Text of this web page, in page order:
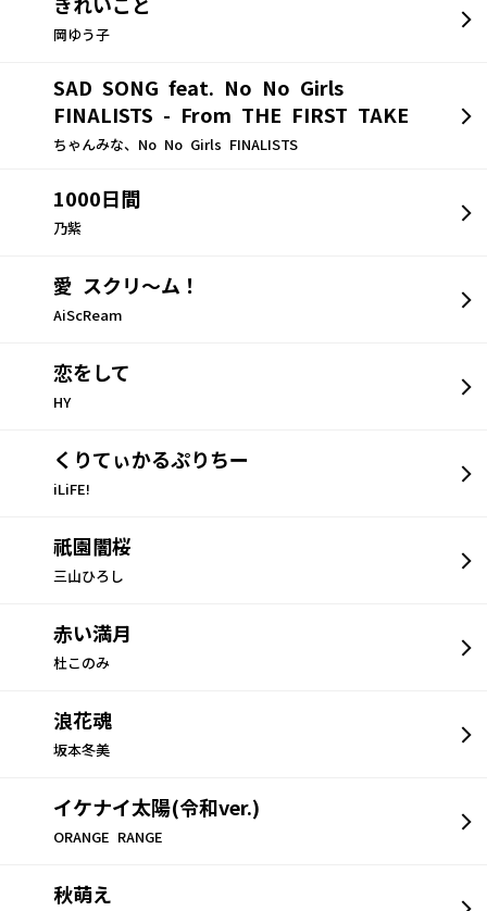
きれいごと
岡ゆう子
SAD SONG feat. No No Girls
FINALISTS - From THE FIRST TAKE
ちゃんみな、No No Girls FINALISTS
1000日間
乃紫
愛 スクリ～ム！
AiScReam
恋をして
HY
くりてぃかるぷりちー
iLiFE!
祇園闇桜
三山ひろし
赤い満月
杜このみ
浪花魂
坂本冬美
イケナイ太陽(令和ver.)
ORANGE RANGE
秋萌え